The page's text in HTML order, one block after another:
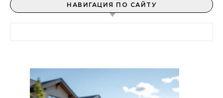
НАВИГАЦИЯ ПО САЙТУ